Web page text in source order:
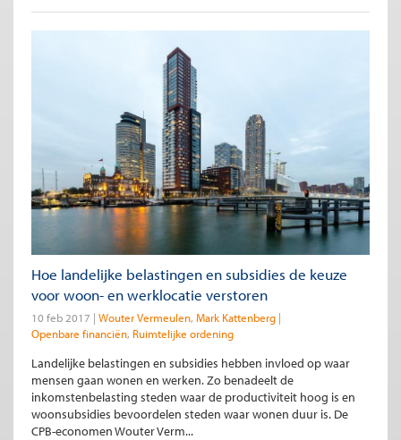
Hoe landelijke belastingen en subsidies de keuze
voor woon- en werklocatie verstoren
10 feb 2017 Wouter Vermeulen Mark Kattenberg
Openbare financiën Ruimtelijke ordening
Landelijke belastingen en subsidies hebben invloed op waar
mensen gaan wonen en werken. Zo benadeelt de
inkomstenbelasting steden waar de productiviteit hoog is en
woonsubsidies bevoordelen steden waar wonen duur is. De
CPB-economen Wouter Verm...